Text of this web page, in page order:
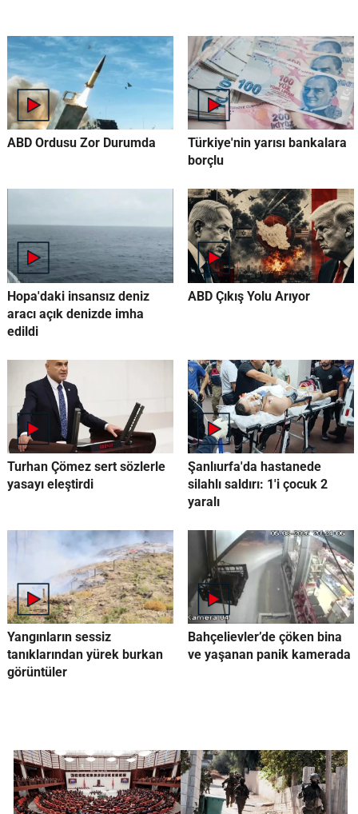
ABD Ordusu Zor Durumda
Türkiye'nin yarısı bankalara
borçlu
Hopa'daki insansız deniz
aracı açık denizde imha
edildi
ABD Çıkış Yolu Arıyor
Turhan Çömez sert sözlerle
yasayı eleştirdi
Şanlıurfa'da hastanede
silahlı saldırı: 1'i çocuk 2
yaralı
Yangınların sessiz
tanıklarından yürek burkan
görüntüler
Bahçelievler’de çöken bina
ve yaşanan panik kamerada